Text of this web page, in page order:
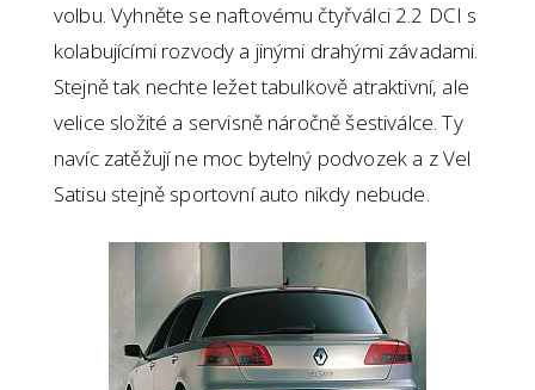
volbu.Vyhněte se naftovému čtyřválci 2.2 DCI s
kolabujícími rozvody a jinými drahými závadami.
Stejně tak nechte ležet tabulkově atraktivní, ale
velice složité a servisně náročně šestiválce. Ty
navíc zatěžují ne moc bytelný podvozek a z Vel
Satisu stejně sportovní auto nikdy nebude.